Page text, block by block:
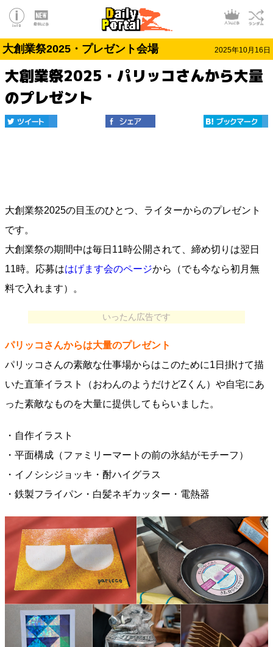
大創業祭2025・プレゼント会場 2025年10月16日
大創業祭2025・パリッコさんから大量
のプレゼント
大創業祭2025の目玉のひとつ、ライターからのプレゼント
です。
大創業祭の期間中は毎日11時公開されて、締め切りは翌日
11時。応募ははげます会のページから（でも今なら初月無
料で入れます）。
いったん広告です
パリッコさんからは大量のプレゼント
パリッコさんの素敵な仕事場からはこのために1日掛けて描
いた直筆イラスト（おわんのようだけどZくん）や自宅にあ
った素敵なものを大量に提供してもらいました。
・自作イラスト
・平面構成（ファミリーマートの前の氷結がモチーフ）
・イノシシジョッキ・酎ハイグラス
・鉄製フライパン・白髪ネギカッター・電熱器